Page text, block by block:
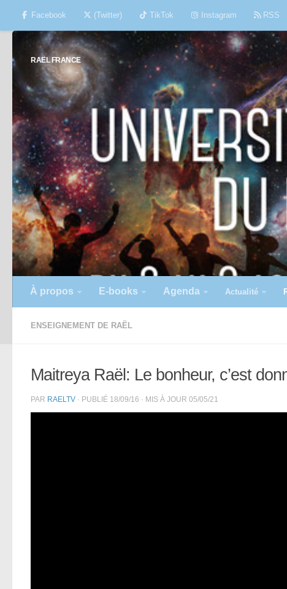
Skip to content
Facebook (Twitter) TikTok Instagram RSS
RAËL FRANCE
À propos E-books Agenda Actualité
ENSEIGNEMENT DE RAËL
Maitreya Raël: Le bonheur, c’est
PAR RAELTV · PUBLIÉ 18/09/16 · MIS À JOUR 05/05/21